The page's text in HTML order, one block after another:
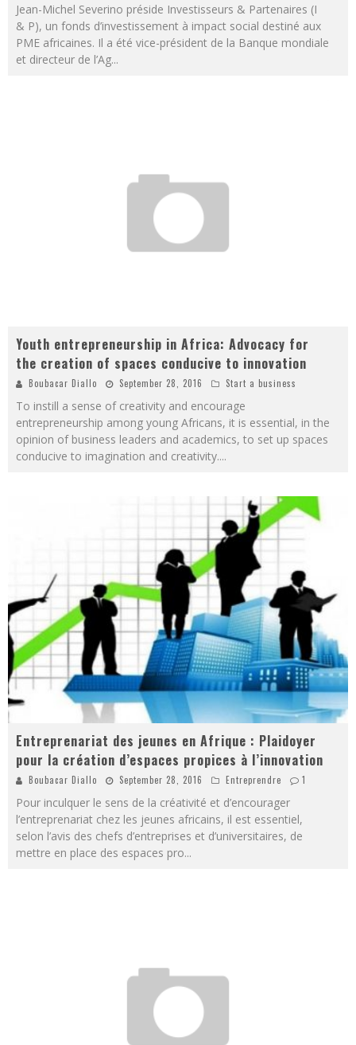
Jean-Michel Severino préside Investisseurs & Partenaires (I
& P), un fonds d’investissement à impact social destiné aux
PME africaines. Il a été vice-président de la Banque mondiale
et directeur de l’Ag...
Youth entrepreneurship in Africa: Advocacy for
the creation of spaces conducive to innovation
Boubacar Diallo September 28, 2016 Start a business
To instill a sense of creativity and encourage
entrepreneurship among young Africans, it is essential, in the
opinion of business leaders and academics, to set up spaces
conducive to imagination and creativity....
Entreprenariat des jeunes en Afrique : Plaidoyer
pour la création d’espaces propices à l’innovation
Boubacar Diallo September 28, 2016 Entreprendre 1
Pour inculquer le sens de la créativité et d’encourager
l’entreprenariat chez les jeunes africains, il est essentiel,
selon l’avis des chefs d’entreprises et d’universitaires, de
mettre en place des espaces pro...